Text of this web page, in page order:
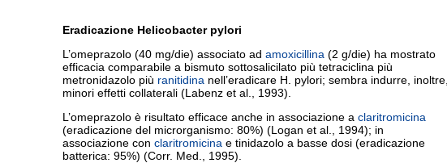
Eradicazione Helicobacter pylori
L’omeprazolo (40 mg/die) associato ad amoxicillina (2 g/die) ha mostrato
efficacia comparabile a bismuto sottosalicilato più tetraciclina più
metronidazolo più ranitidina nell’eradicare H. pylori; sembra indurre,
minori effetti collaterali (Labenz et al., 1993).
L’omeprazolo è risultato efficace anche in associazione a claritromicina
(eradicazione del microrganismo: 80%) (Logan et al., 1994); in
associazione con claritromicina e tinidazolo a basse dosi (eradicazione
batterica: 95%) (Corr. Med., 1995).